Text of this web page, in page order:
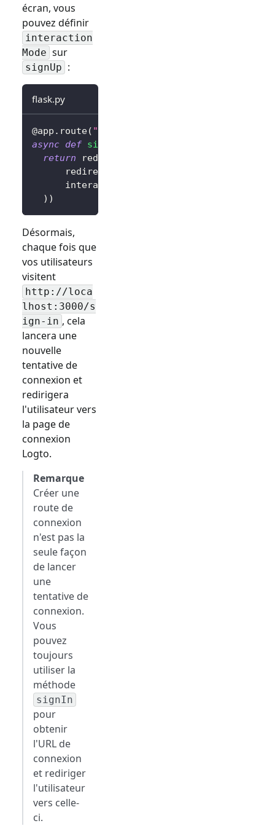
écran, vous
pouvez définir
interaction
Mode sur
signUp :
flask.py
@app . route( "/sign-in"
async def sign_in
return redirect
      redirectUri
      interactionMode
) )
Désormais,
chaque fois que
vos utilisateurs
visitent
http://loca
lhost:3000/s
ign-in , cela
lancera une
nouvelle
tentative de
connexion et
redirigera
l'utilisateur vers
la page de
connexion
Logto.
Remarque
Créer une
route de
connexion
n'est pas la
seule façon
de lancer
une
tentative de
connexion.
Vous
pouvez
toujours
utiliser la
méthode
signIn
pour
obtenir
l'URL de
connexion
et rediriger
l'utilisateur
vers celle-
ci.